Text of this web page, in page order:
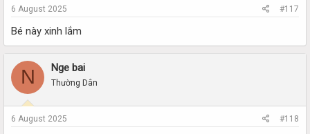
6 August 2025 #117
Bé này xinh lắm
N Nge bai
Thường Dân
6 August 2025 #118